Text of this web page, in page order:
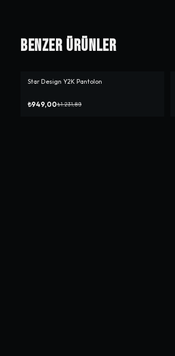
Benzer Ürünler
-%23
Star Design Y2K Pantolon
₺949,00₺1.231,89